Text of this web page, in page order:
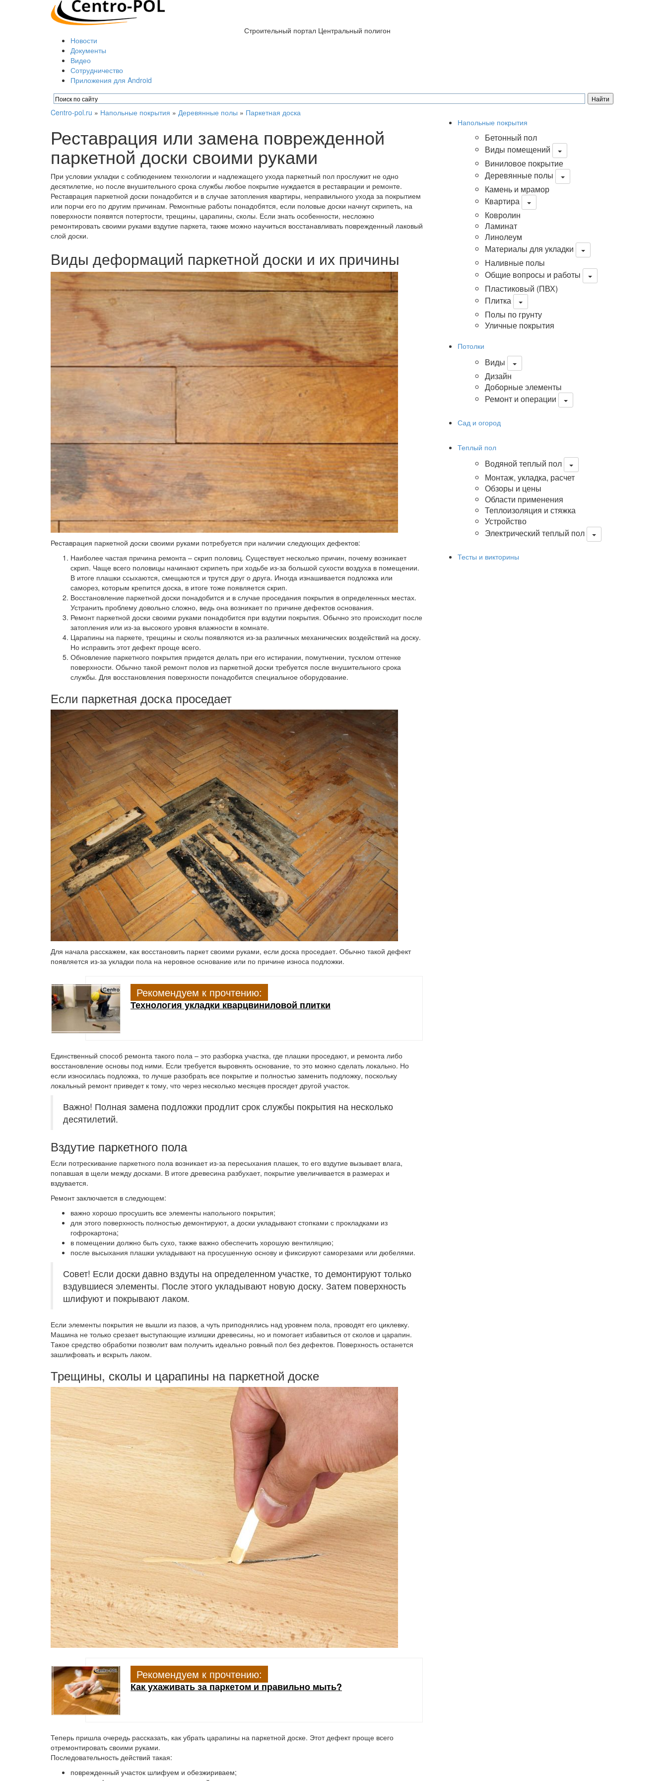
Строительный портал Центральный полигон
Новости
Документы
Видео
Сотрудничество
Приложения для Android
Centro-pol.ru » Напольные покрытия » Деревянные полы » Паркетная доска
Реставрация или замена поврежденной
паркетной доски своими руками
При условии укладки с соблюдением технологии и надлежащего ухода паркетный пол прослужит не одно
десятилетие, но после внушительного срока службы любое покрытие нуждается в реставрации и ремонте.
Реставрация паркетной доски понадобится и в случае затопления квартиры, неправильного ухода за покрытием
или порчи его по другим причинам. Ремонтные работы понадобятся, если половые доски начнут скрипеть, на
поверхности появятся потертости, трещины, царапины, сколы. Если знать особенности, несложно
ремонтировать своими руками вздутие паркета, также можно научиться восстанавливать поврежденный лаковый
слой доски.
Виды деформаций паркетной доски и их причины
Реставрация паркетной доски своими руками потребуется при наличии следующих дефектов:
Наиболее частая причина ремонта – скрип половиц. Существует несколько причин, почему возникает
скрип. Чаще всего половицы начинают скрипеть при ходьбе из-за большой сухости воздуха в помещении.
В итоге плашки ссыхаются, смещаются и трутся друг о друга. Иногда изнашивается подложка или
саморез, которым крепится доска, в итоге тоже появляется скрип.
Восстановление паркетной доски понадобится и в случае проседания покрытия в определенных местах.
Устранить проблему довольно сложно, ведь она возникает по причине дефектов основания.
Ремонт паркетной доски своими руками понадобится при вздутии покрытия. Обычно это происходит после
затопления или из-за высокого уровня влажности в комнате.
Царапины на паркете, трещины и сколы появляются из-за различных механических воздействий на доску.
Но исправить этот дефект проще всего.
Обновление паркетного покрытия придется делать при его истирании, помутнении, тусклом оттенке
поверхности. Обычно такой ремонт полов из паркетной доски требуется после внушительного срока
службы. Для восстановления поверхности понадобится специальное оборудование.
Если паркетная доска проседает
Для начала расскажем, как восстановить паркет своими руками, если доска проседает. Обычно такой дефект
появляется из-за укладки пола на неровное основание или по причине износа подложки.
Рекомендуем к прочтению:
Технология укладки кварцвиниловой плитки
Единственный способ ремонта такого пола – это разборка участка, где плашки проседают, и ремонта либо
восстановление основы под ними. Если требуется выровнять основание, то это можно сделать локально. Но
если износилась подложка, то лучше разобрать все покрытие и полностью заменить подложку, поскольку
локальный ремонт приведет к тому, что через несколько месяцев просядет другой участок.
Важно! Полная замена подложки продлит срок службы покрытия на несколько
десятилетий.
Вздутие паркетного пола
Если потрескивание паркетного пола возникает из-за пересыхания плашек, то его вздутие вызывает влага,
попавшая в щели между досками. В итоге древесина разбухает, покрытие увеличивается в размерах и
вздувается.
Ремонт заключается в следующем:
важно хорошо просушить все элементы напольного покрытия;
для этого поверхность полностью демонтируют, а доски укладывают стопками с прокладками из
гофрокартона;
в помещении должно быть сухо, также важно обеспечить хорошую вентиляцию;
после высыхания плашки укладывают на просушенную основу и фиксируют саморезами или дюбелями.
Совет! Если доски давно вздуты на определенном участке, то демонтируют только
вздувшиеся элементы. После этого укладывают новую доску. Затем поверхность
шлифуют и покрывают лаком.
Если элементы покрытия не вышли из пазов, а чуть приподнялись над уровнем пола, проводят его циклевку.
Машина не только срезает выступающие излишки древесины, но и помогает избавиться от сколов и царапин.
Такое средство обработки позволит вам получить идеально ровный пол без дефектов. Поверхность останется
зашлифовать и вскрыть лаком.
Трещины, сколы и царапины на паркетной доске
Рекомендуем к прочтению:
Как ухаживать за паркетом и правильно мыть?
Теперь пришла очередь рассказать, как убрать царапины на паркетной доске. Этот дефект проще всего
отремонтировать своими руками.
Последовательность действий такая:
поврежденный участок шлифуем и обезжириваем;
Напольные покрытия
Бетонный пол
Виды помещений
Виниловое покрытие
Деревянные полы
Камень и мрамор
Квартира
Ковролин
Ламинат
Линолеум
Материалы для укладки
Наливные полы
Общие вопросы и работы
Пластиковый (ПВХ)
Плитка
Полы по грунту
Уличные покрытия
Потолки
Виды
Дизайн
Доборные элементы
Ремонт и операции
Сад и огород
Теплый пол
Водяной теплый пол
Монтаж, укладка, расчет
Обзоры и цены
Области применения
Теплоизоляция и стяжка
Устройство
Электрический теплый пол
Тесты и викторины